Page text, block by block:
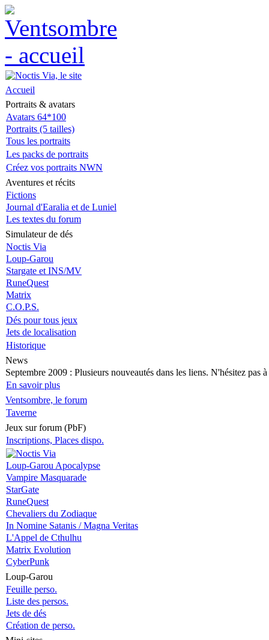
Accueil
Portraits & avatars
Avatars 64*100
Portraits (5 tailles)
Tous les portraits
Les packs de portraits
Créez vos portraits NWN
Aventures et récits
Fictions
Journal d'Earalia et de Luniel
Les textes du forum
Simulateur de dés
Noctis Via
Loup-Garou
Stargate et INS/MV
RuneQuest
Matrix
C.O.P.S.
Dés pour tous jeux
Jets de localisation
Historique
News
Septembre 2009 : Plusieurs nouveautés dans les liens. N'hésitez pas
En savoir plus
Ventsombre, le forum
Taverne
Jeux sur forum (PbF)
Inscriptions, Places dispo.
Loup-Garou Apocalypse
Vampire Masquarade
StarGate
RuneQuest
Chevaliers du Zodiaque
In Nomine Satanis / Magna Veritas
L'Appel de Cthulhu
Matrix Evolution
CyberPunk
Loup-Garou
Feuille perso.
Liste des persos.
Jets de dés
Création de perso.